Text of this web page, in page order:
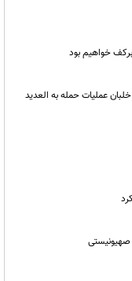
خواهیم بود
عملیات حمله به العدید
صهیونیستی